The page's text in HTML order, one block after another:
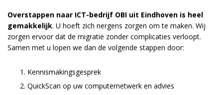
Overstappen naar ICT-bedrijf OBI uit Eindhoven is heel
gemakkelijk. U hoeft zich nergens zorgen om te maken. Wij
zorgen ervoor dat de migratie zonder complicaties verloopt.
Samen met u lopen we dan de volgende stappen door:
Kennismakingsgesprek
QuickScan op uw computernetwerk en advies